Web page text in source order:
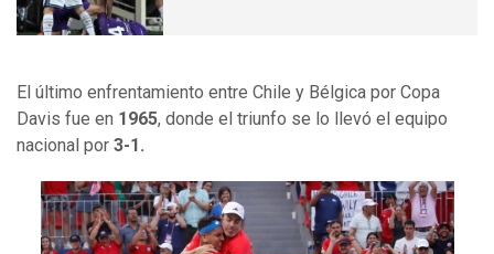
El último enfrentamiento entre Chile y Bélgica por Copa
Davis fue en 1965, donde el triunfo se lo llevó el equipo
nacional por 3-1.